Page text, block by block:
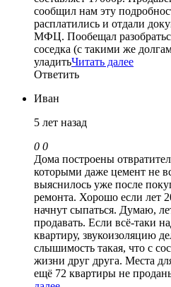
сообщил нам эту
расплатились и отдали
МФЦ. Пообещал
соседка (с такими же
уладитьЧитать далее
Ответить
Иван
5 лет назад
0 0
Дома построены
которыми даже цемент не
выяснилось уже после
ремонта. Хорошо если лет
начнут сыпаться. Думаю,
продавать. Если всё-таки
квартиру, звукоизоляцию
слышимость такая, что с
жизни друг друга. Места
ещё 72 квартиры не